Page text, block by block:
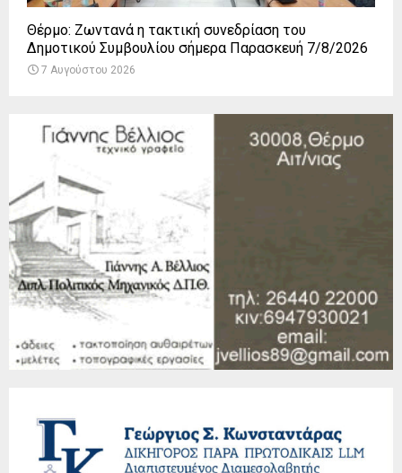
Θέρμο: Ζωντανά η τακτική συνεδρίαση του
Δημοτικού Συμβουλίου σήμερα Παρασκευή 7/8/2026
7 Αυγούστου 2026